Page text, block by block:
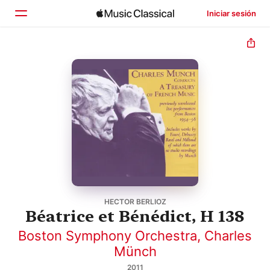
Iniciar sesión
Explorar
HECTOR BERLIOZ
Béatrice et Bénédict, H 138
Boston Symphony Orchestra, Charles
Münch
2011